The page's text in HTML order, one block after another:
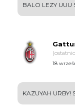
BALO LEZY UUU
18
KAZUYAH